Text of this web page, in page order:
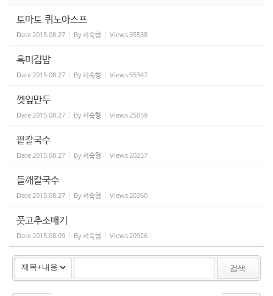
토마토 퀴노아스프
Date2015.08.27 By서숙형 Views35538
흑미김밥
Date2015.08.27 By서숙형 Views 55347
껫잎만두
Date2015.08.27 By서숙형 Views25059
팥칼국수
Date2015.08.27 By서숙형 Views20257
들깨칼국수
Date2015.08.27 By서숙형 Views20260
풋고추소배기
Date2015.08.09 By서숙형 Views20926
검색